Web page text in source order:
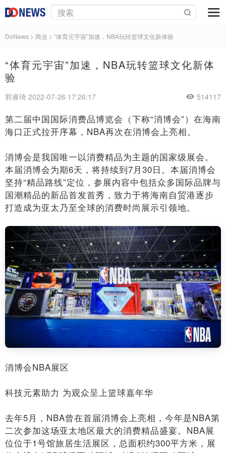
DoNews > 商业 > “体育元宇宙”加速，NBA玩转篮球文化新体验
“体育元宇宙”加速，NBA玩转篮球文化新体
验
郭睿琦 2022-07-26 17:26:17 514117
第二届中国国际消费品博览会（下称“消博会”）在海南
海口正式拉开序幕，NBA再次在消博会上亮相。
消博会是我国唯一以消费精品为主题的国家级展会。
本届消博会为期6天，将持续到7月30日。本届消博会
坚持“精品路线”定位，参展内容中包括众多国际品牌与
国潮精品的新品首发首秀，致力于将海南自贸港逐步
打造成为亚太乃至全球的消费时尚展示引领地。
消博会NBA展区
科技元素助力 为观众呈上篮球嘉年华
去年5月，NBA曾在首届消博会上亮相，今年是NBA第
二次参加这场亚太地区最大的消费精品盛宴。NBA展
位位于1号馆旅居生活展区，总面积约300平方米，展